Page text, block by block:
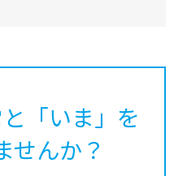
「いま」を
せんか？